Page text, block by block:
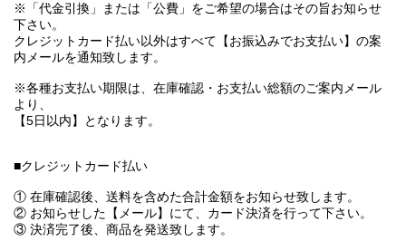
※「代金引換」または「公費」をご希望の場合はその旨お知らせ
下さい。
クレジットカード払い以外はすべて【お振込みでお支払い】の案
内メールを通知致します。
※各種お支払い期限は、在庫確認・お支払い総額のご案内メール
より、
【5日以内】となります。
■クレジットカード払い
① 在庫確認後、送料を含めた合計金額をお知らせ致します。
② お知らせした【メール】にて、カード決済を行って下さい。
③ 決済完了後、商品を発送致します。